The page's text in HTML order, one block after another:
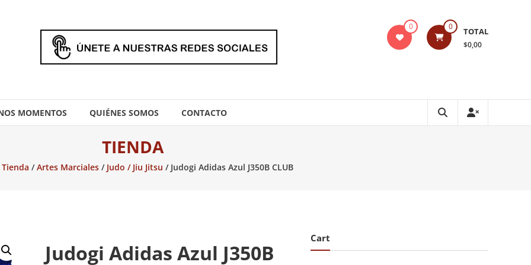
0 0 TOTAL
$0,00
MOMENTOS QUIÉNES SOMOS CONTACTO
TIENDA
Tienda /Artes Marciales / Judo / Jiu Jitsu / Judogi Adidas Azul J350B CLUB
Judogi Adidas Azul J350B
Cart